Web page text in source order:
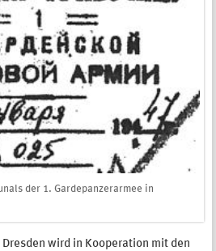
der 1. Gardepanzerarmee in
wird in Kooperation mit den